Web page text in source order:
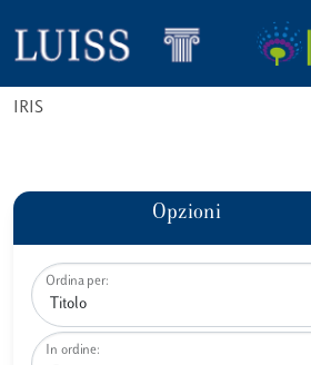
IRIS
Opzioni
Ordina per:
In ordine: